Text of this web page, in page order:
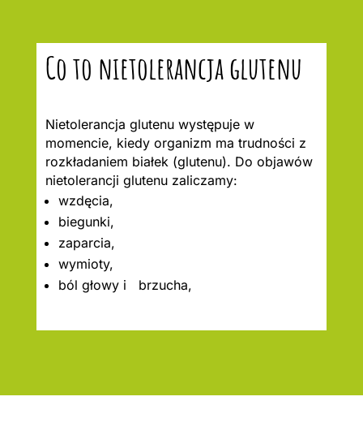
Co to nietolerancja glutenu
Nietolerancja glutenu występuje w
momencie, kiedy organizm ma trudności z
rozkładaniem białek (glutenu). Do objawów
nietolerancji glutenu zaliczamy:
wzdęcia,
biegunki,
zaparcia,
wymioty,
ból głowy i brzucha,